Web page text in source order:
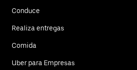
Conduce
Realiza entregas
Comida
Uber para Empresas